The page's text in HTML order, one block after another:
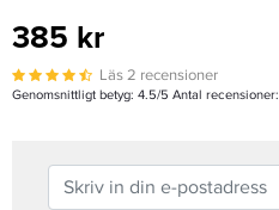
385 kr
Läs 2 recensioner
Genomsnittligt betyg: 4.5/5 Antal recensioner: